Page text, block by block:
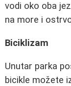
vodi oko oba
na more i
Biciklizam
Unutar parka
bicikle možete